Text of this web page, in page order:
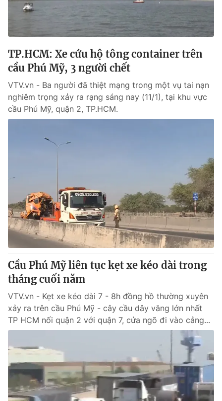
TP.HCM: Xe cứu hộ tông container trên
cầu Phú Mỹ, 3 người chết
VTV.vn - Ba người đã thiệt mạng trong một vụ tai nạn
nghiêm trọng xảy ra rạng sáng nay (11/1), tại khu vực
cầu Phú Mỹ, quận 2, TP.HCM.
Cầu Phú Mỹ liên tục kẹt xe kéo dài trong
tháng cuối năm
VTV.vn - Kẹt xe kéo dài 7 - 8h đồng hồ thường xuyên
xảy ra trên cầu Phú Mỹ - cây cầu dây văng lớn nhất
TP HCM nối quận 2 với quận 7, cửa ngõ đi vào cảng...